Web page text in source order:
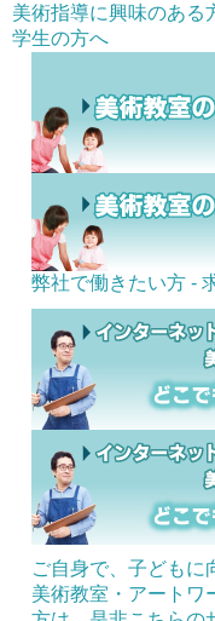
美術指導に興味のある
学生の方へ
弊社で働きたい方 -
ご自身で、子どもに
美術教室・アートワ